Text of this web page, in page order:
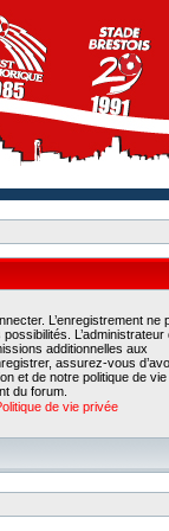
L’enregistrement ne
L’administrateur
additionnelles aux
assurez-vous
et de notre politique de
du forum.
de vie privée